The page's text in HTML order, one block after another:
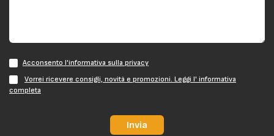
Acconsento l'informativa sulla privacy
Vorrei ricevere consigli, novità e promozioni. Leggi l' informativa
completa
Invia